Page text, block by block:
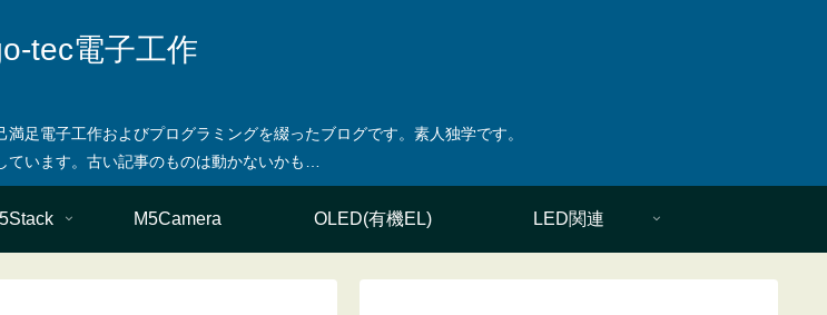
tec電子工作
足電子工作およびプログラミングを綴ったブログです。素人独学です。
M5Camera OLED(有機EL) LED関連